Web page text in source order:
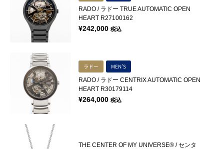
RADO / ラドー TRUE AUTOMATIC OPEN
HEART R27100162
¥242,000 税込
ラドー MEN'S
RADO / ラドー CENTRIX AUTOMATIC OPEN
HEART R30179114
¥264,000 税込
THE CENTER OF MY UNIVERSE® / センタ